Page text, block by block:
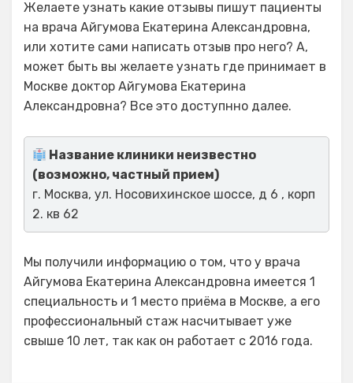
Желаете узнать какие отзывы пишут пациенты
на врача Айгумова Екатерина Александровна,
или хотите сами написать отзыв про него? А,
может быть вы желаете узнать где принимает в
Москве доктор Айгумова Екатерина
Александровна? Все это доступнно далее.
Название клиники неизвестно
(возможно, частный прием)
г. Москва, ул. Носовихинское шоссе, д 6 , корп
2. кв 62
Мы получили информацию о том, что у врача
Айгумова Екатерина Александровна имеется 1
специальность и 1 место приёма в Москве, а его
профессиональный стаж насчитывает уже
свыше 10 лет, так как он работает с 2016 года.